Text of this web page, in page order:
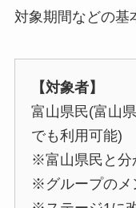
対象期間などの基
【対象者】
富山県民(富山
でも利用可能)
※富山県民と分
※グループのメ